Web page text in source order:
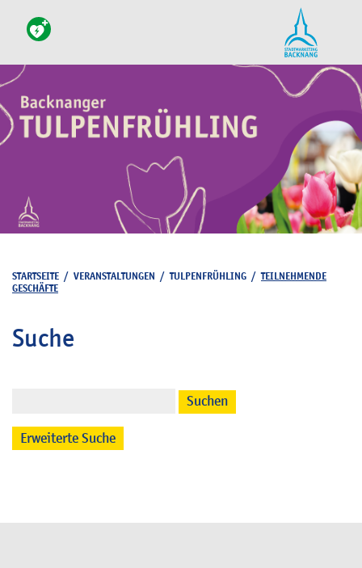
STARTSEITE / VERANSTALTUNGEN /TULPENFRÜHLING /TEILNEHMENDE
GESCHÄFTE
Suche
Suchen
Erweiterte Suche